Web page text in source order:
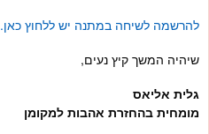
להרשמה לשיחה במתנה יש ללחוץ כאן.
שיהיה המשך קיץ נעים,
גלית אליאס
מומחית בהחזרת אהבות למקומן